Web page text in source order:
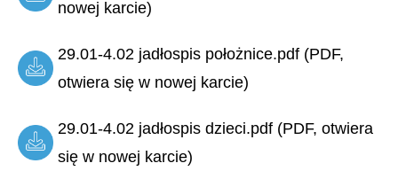
nowej karcie)
29.01-4.02 jadłospis położnice.pdf (PDF,
otwiera się w nowej karcie)
29.01-4.02 jadłospis dzieci.pdf (PDF, otwiera
się w nowej karcie)